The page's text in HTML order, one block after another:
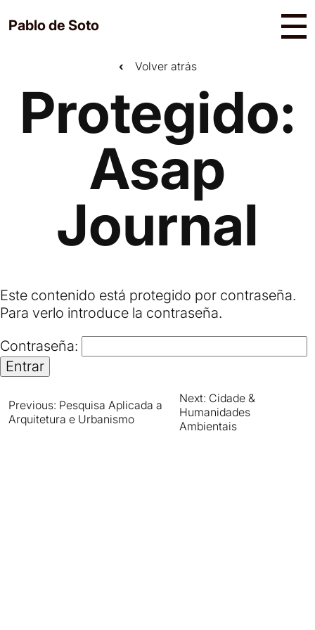
toPablo de Soto
Un curador y académico con una experiencia
iconoclasta que trasciende las fronteras
‹ Volver atrás
Protegido:
Asap
Journal
Este contenido está protegido por contraseña.
Para verlo introduce la contraseña.
Contraseña:
Navegación
Previous: Pesquisa Aplicada a
Arquitetura e Urbanismo
Next: Cidade &
Humanidades
Ambientais